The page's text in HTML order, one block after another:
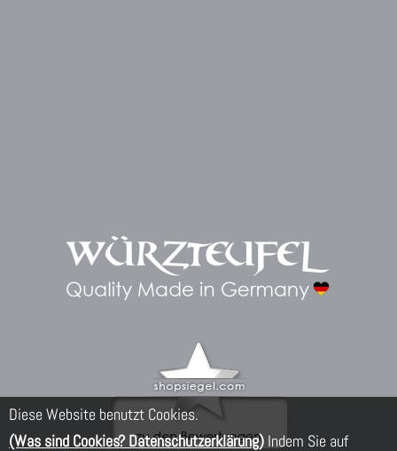
Diese Website benutzt Cookies.
(Was sind Cookies? Datenschutzerklärung) Indem Sie auf